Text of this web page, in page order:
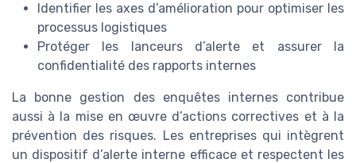
Identifier les axes d’amélioration pour optimiser les
processus logistiques
Protéger les lanceurs d’alerte et assurer la
confidentialité des rapports internes
La bonne gestion des enquêtes internes contribue
aussi à la mise en œuvre d’actions correctives et à la
prévention des risques. Les entreprises qui intègrent
un dispositif d’alerte interne efficace et respectent les